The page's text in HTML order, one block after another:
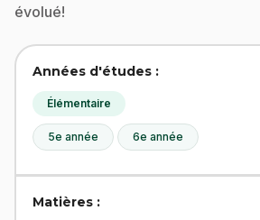
évolué!
Années d'études :
Élémentaire
5e année 6e année
Matières :